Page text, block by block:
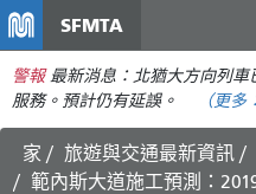
SFMTA
警報 最新消息：北猶大方向列
服務。預計仍有延誤。
（更多
家 旅遊與交通最新資訊
範內斯大道施工預測：